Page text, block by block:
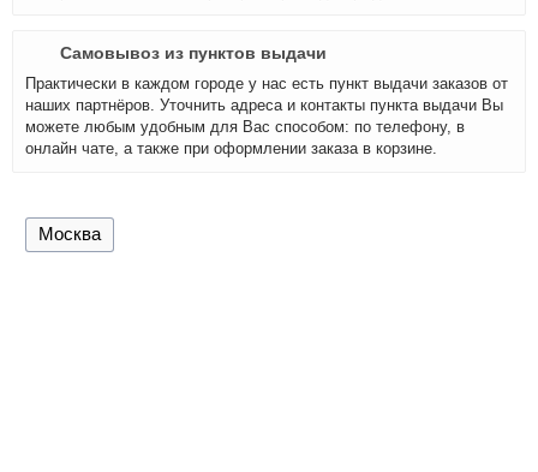
Самовывоз из пунктов выдачи
Практически в каждом городе у нас есть пункт выдачи заказов от
наших партнёров. Уточнить адреса и контакты пункта выдачи Вы
можете любым удобным для Вас способом: по телефону, в
онлайн чате, а также при оформлении заказа в корзине.
Москва